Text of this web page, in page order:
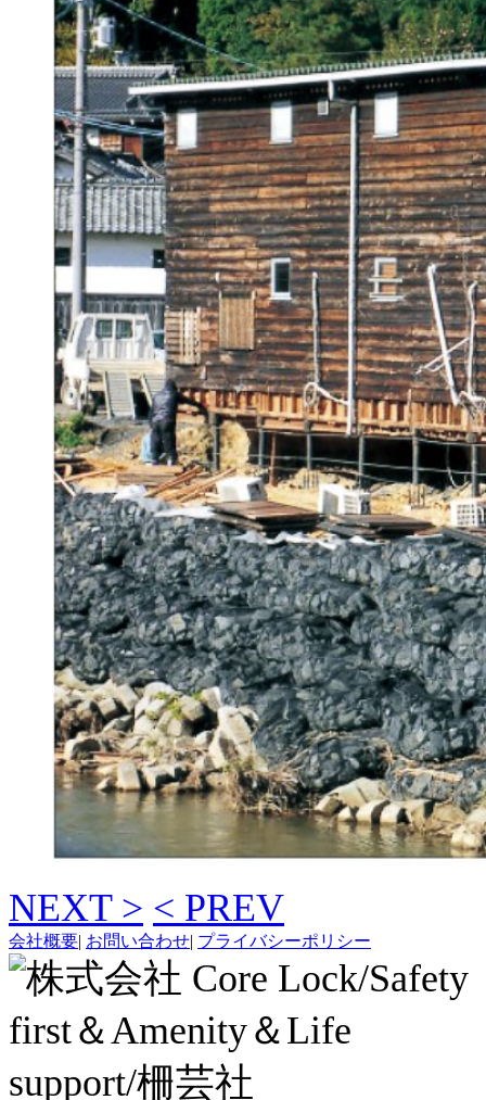
NEXT > < PREV
会社概要| お問い合わせ| プライバシーポリシー